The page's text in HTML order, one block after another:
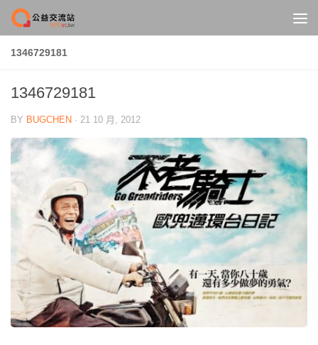
Skip to content
1346729181
1346729181
BY BUGCHEN · 21 10 月, 2012